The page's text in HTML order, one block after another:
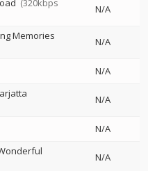
(320kbps
N/A
Memories
N/A
N/A
N/A
N/A
N/A